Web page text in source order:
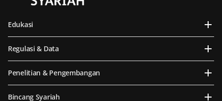
Edukasi
Regulasi & Data
Penelitian & Pengembangan
Bincang Syariah